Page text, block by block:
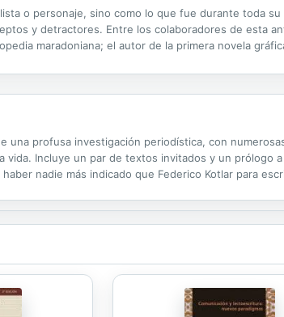
o personaje, sino como lo que fue durante toda
y detractores. Entre los colaboradores de esta
maradoniana; el autor de la primera novela
una profusa investigación periodística, con
Incluye un par de textos invitados y un prólogo
nadie más indicado que Federico Kotlar para